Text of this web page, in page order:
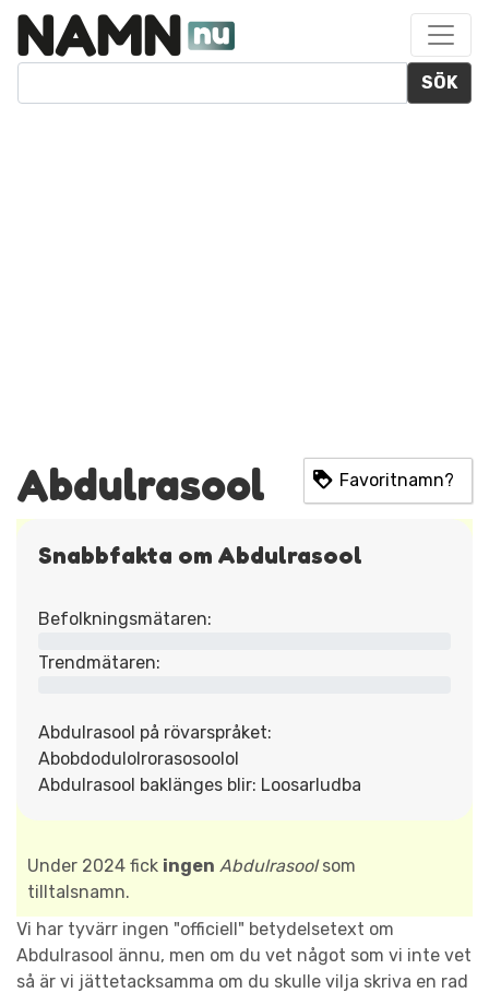
SÖK
Abdulrasool Favoritnamn?
Snabbfakta om Abdulrasool
Befolkningsmätaren:
Trendmätaren:
Abdulrasool på rövarspråket:
Abobdodulolrorasosoolol
Abdulrasool baklänges blir: Loosarludba
Under 2024 fick ingen Abdulrasoolsom
tilltalsnamn.
Vi har tyvärr ingen "officiell" betydelsetext om
Abdulrasool ännu, men om du vet något som vi inte vet
så är vi jättetacksamma om du skulle vilja skriva en rad